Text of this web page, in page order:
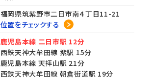
福岡県筑紫野市二日市南４丁目11-21
位置をチェックする
鹿児島本線 二日市駅 12分
西鉄天神大牟田線 紫駅 15分
鹿児島本線 天拝山駅 21分
西鉄天神大牟田線 朝倉街道駅 19分